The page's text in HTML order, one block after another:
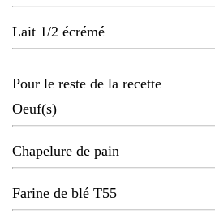
Lait 1/2 écrémé
Pour le reste de la recette
Oeuf(s)
Chapelure de pain
Farine de blé T55